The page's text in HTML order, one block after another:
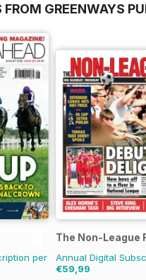
GREENWAYS
per
The Non-League
Annual Digital
€59,99